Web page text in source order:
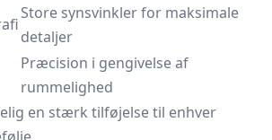
Store synsvinkler for maksimale
detaljer
Præcision i gengivelse af
rummelighed
en stærk tilføjelse til enhver